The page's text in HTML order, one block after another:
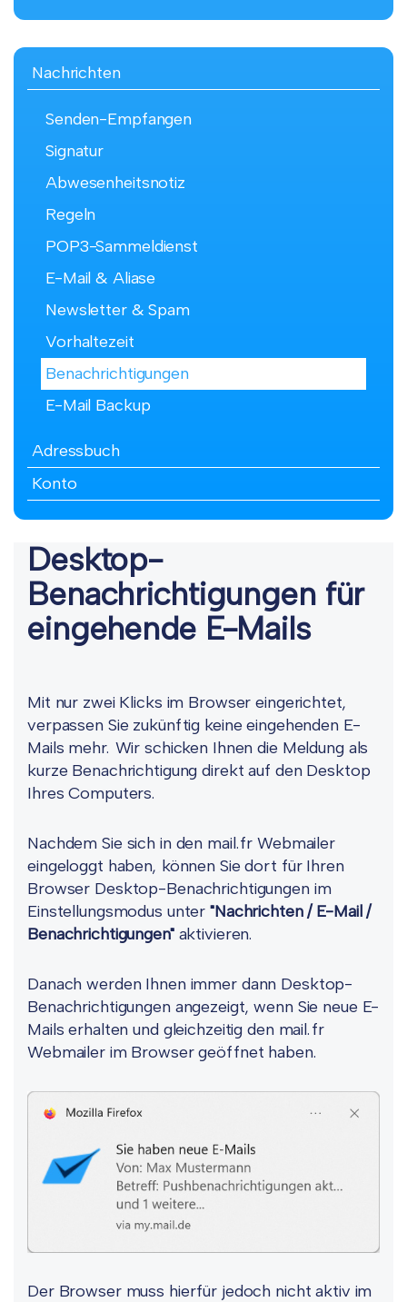
Nachrichten
Senden-Empfangen
Signatur
Abwesenheitsnotiz
Regeln
POP3-Sammeldienst
E-Mail & Aliase
Newsletter & Spam
Vorhaltezeit
Benachrichtigungen
E-Mail Backup
Adressbuch
Konto
Desktop-
Benachrichtigungen für
eingehende E-Mails
Mit nur zwei Klicks im Browser eingerichtet,
verpassen Sie zukünftig keine eingehenden E-
Mails mehr. Wir schicken Ihnen die Meldung als
kurze Benachrichtigung direkt auf den Desktop
Ihres Computers.
Nachdem Sie sich in den mail.fr Webmailer
eingeloggt haben, können Sie dort für Ihren
Browser Desktop-Benachrichtigungen im
Einstellungsmodus unter "Nachrichten / E-Mail /
Benachrichtigungen"aktivieren.
Danach werden Ihnen immer dann Desktop-
Benachrichtigungen angezeigt, wenn Sie neue E-
Mails erhalten und gleichzeitig den mail.fr
Webmailer im Browser geöffnet haben.
Der Browser muss hierfür jedoch nicht aktiv im